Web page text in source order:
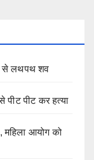
से लथपथ शव
पीट पीट कर हत्या
महिला आयोग को